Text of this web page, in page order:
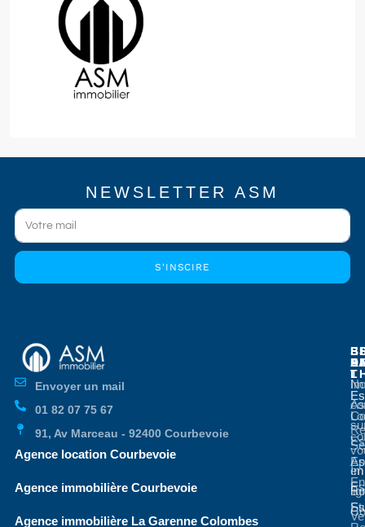
NEWSLETTER ASM
S'INSCIRE
Envoyer un mail
01 82 07 75 67
91, Av Marceau - 92400 Courbevoie
Agence location Courbevoie
Agence immobilière Courbevoie
Agence immobilière La Garenne Colombes
en